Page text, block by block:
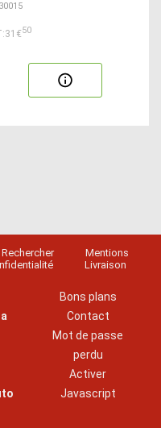
50
Rechercher
Mentions
Livraison
Bons plans
Contact
Mot de passe
perdu
Activer
Javascript